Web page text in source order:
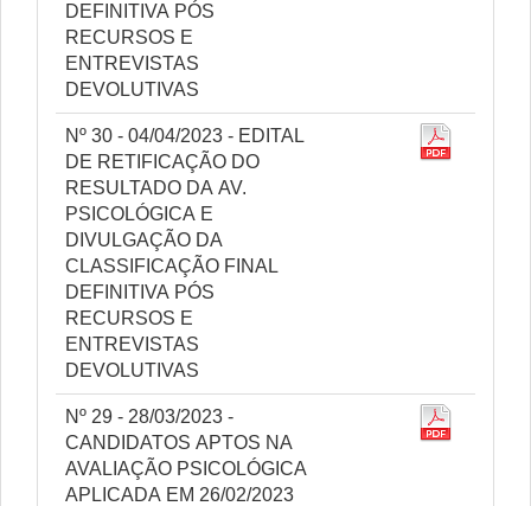
DEFINITIVA PÓS
RECURSOS E
ENTREVISTAS
DEVOLUTIVAS
Nº 30 - 04/04/2023 - EDITAL
DE RETIFICAÇÃO DO
RESULTADO DA AV.
PSICOLÓGICA E
DIVULGAÇÃO DA
CLASSIFICAÇÃO FINAL
DEFINITIVA PÓS
RECURSOS E
ENTREVISTAS
DEVOLUTIVAS
Nº 29 - 28/03/2023 -
CANDIDATOS APTOS NA
AVALIAÇÃO PSICOLÓGICA
APLICADA EM 26/02/2023